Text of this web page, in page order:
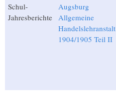
Schul-
Jahresberichte
Augsburg
Allgemeine
Handelslehranstalt
1904/1905 Teil II